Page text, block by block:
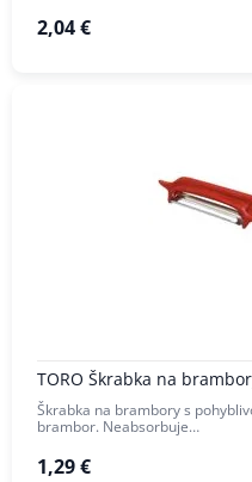
2,04 €
TORO Škrabka na
Škrabka na brambory s
brambor. Neabsorbuje…
1,29 €